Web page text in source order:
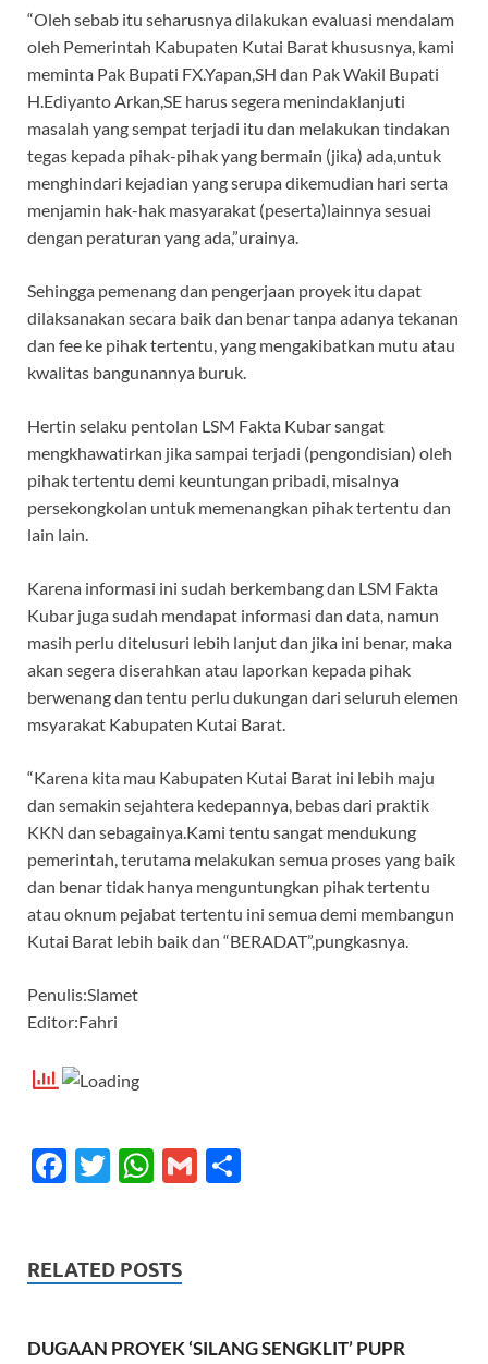
“Oleh sebab itu seharusnya dilakukan evaluasi mendalam
oleh Pemerintah Kabupaten Kutai Barat khususnya, kami
meminta Pak Bupati FX.Yapan,SH dan Pak Wakil Bupati
H.Ediyanto Arkan,SE harus segera menindaklanjuti
masalah yang sempat terjadi itu dan melakukan tindakan
tegas kepada pihak-pihak yang bermain (jika) ada,untuk
menghindari kejadian yang serupa dikemudian hari serta
menjamin hak-hak masyarakat (peserta)lainnya sesuai
dengan peraturan yang ada,”urainya.
Sehingga pemenang dan pengerjaan proyek itu dapat
dilaksanakan secara baik dan benar tanpa adanya tekanan
dan fee ke pihak tertentu, yang mengakibatkan mutu atau
kwalitas bangunannya buruk.
Hertin selaku pentolan LSM Fakta Kubar sangat
mengkhawatirkan jika sampai terjadi (pengondisian) oleh
pihak tertentu demi keuntungan pribadi, misalnya
persekongkolan untuk memenangkan pihak tertentu dan
lain lain.
Karena informasi ini sudah berkembang dan LSM Fakta
Kubar juga sudah mendapat informasi dan data, namun
masih perlu ditelusuri lebih lanjut dan jika ini benar, maka
akan segera diserahkan atau laporkan kepada pihak
berwenang dan tentu perlu dukungan dari seluruh elemen
msyarakat Kabupaten Kutai Barat.
“Karena kita mau Kabupaten Kutai Barat ini lebih maju
dan semakin sejahtera kedepannya, bebas dari praktik
KKN dan sebagainya.Kami tentu sangat mendukung
pemerintah, terutama melakukan semua proses yang baik
dan benar tidak hanya menguntungkan pihak tertentu
atau oknum pejabat tertentu ini semua demi membangun
Kutai Barat lebih baik dan “BERADAT”,pungkasnya.
Penulis:Slamet
Editor:Fahri
F
b
o
T
er
W
s
p
G
RELATED POSTS
DUGAAN PROYEK ‘SILANG SENGKLIT’ PUPR